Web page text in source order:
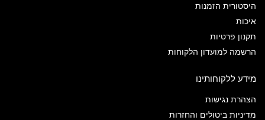
היסטורית הזמנות
איכות
תקנון פרטיות
הרשמה למועדון הלקוחות
מידע ללקוחותינו
הצהרת נגישות
מדיניות ביטולים והחזרות